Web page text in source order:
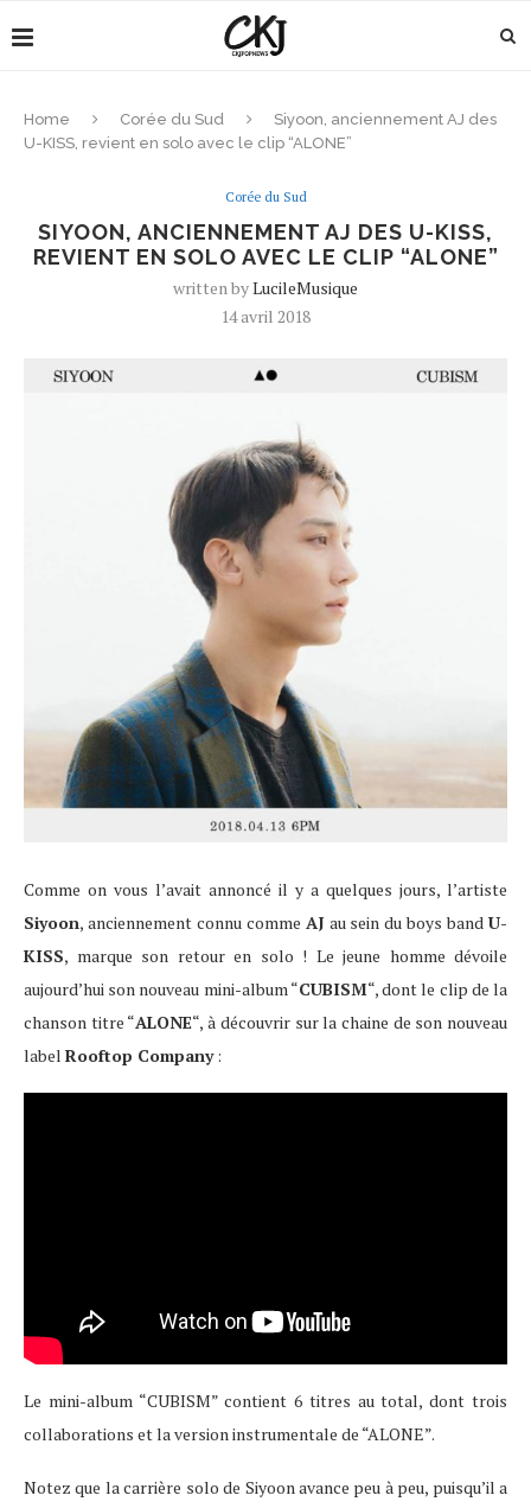
Home Corée du Sud
Siyoon, anciennement AJ des
U-KISS, revient en solo avec le clip “ALONE”
Corée du Sud
SIYOON, ANCIENNEMENT AJ DES U-KISS,
REVIENT EN SOLO AVEC LE CLIP “ALONE”
written byLucileMusique
14 avril 2018
Comme on vous l’avait annoncé il y a quelques jours, l’artiste
Siyoon, anciennement connu comme AJau sein du boys bandU-
KISS, marque son retour en solo ! Le jeune homme dévoile
aujourd’hui son nouveau mini-album “CUBISM“, dont le clip de la
chanson titre “ALONE“, à découvrir sur la chaine de son nouveau
label Rooftop Company:
Le mini-album “CUBISM” contient 6 titres au total, dont trois
collaborations et la version instrumentale de “ALONE”.
Notez que la carrière solo de Siyoon avance peu à peu, puisqu’il a